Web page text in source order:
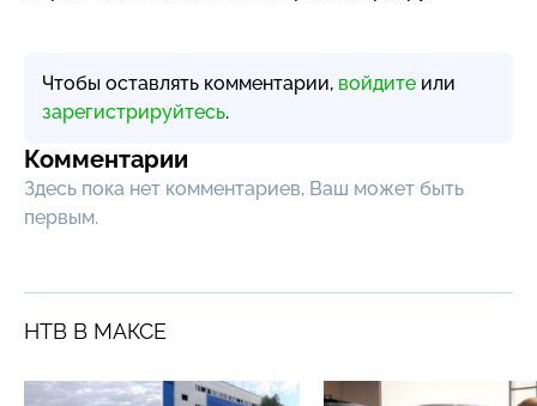
Чтобы оставлять комментарии, войдите или
зарегистрируйтесь.
Комментарии
Здесь пока нет комментариев, Ваш может быть
первым.
НТВ В МАКСЕ